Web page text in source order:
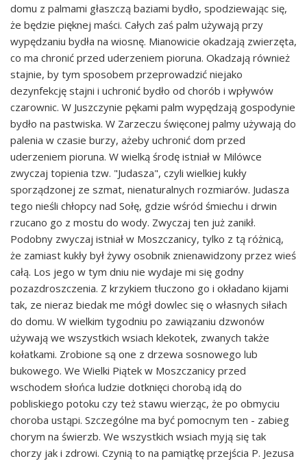
domu z palmami głaszczą baziami bydło, spodziewając się,
że będzie pięknej maści. Całych zaś palm używają przy
wypędzaniu bydła na wiosnę. Mianowicie okadzają zwierzęta,
co ma chronić przed uderzeniem pioruna. Okadzają również
stajnie, by tym sposobem przeprowadzić niejako
dezynfekcję stajni i uchronić bydło od chorób i wpływów
czarownic. W Juszczynie pękami palm wypędzają gospodynie
bydło na pastwiska. W Zarzeczu święconej palmy używają do
palenia w czasie burzy, ażeby uchronić dom przed
uderzeniem pioruna. W wielką środę istniał w Milówce
zwyczaj topienia tzw. "Judasza", czyli wielkiej kukły
sporządzonej ze szmat, nienaturalnych rozmiarów. Judasza
tego nieśli chłopcy nad Sołę, gdzie wśród śmiechu i drwin
rzucano go z mostu do wody. Zwyczaj ten już zanikł.
Podobny zwyczaj istniał w Moszczanicy, tylko z tą różnicą,
że zamiast kukły był żywy osobnik znienawidzony przez wieś
całą. Los jego w tym dniu nie wydaje mi się godny
pozazdroszczenia. Z krzykiem tłuczono go i okładano kijami
tak, ze nieraz biedak me mógł dowlec się o własnych siłach
do domu. W wielkim tygodniu po zawiązaniu dzwonów
używają we wszystkich wsiach klekotek, zwanych także
kołatkami. Zrobione są one z drzewa sosnowego lub
bukowego. We Wielki Piątek w Moszczanicy przed
wschodem słońca ludzie dotknięci chorobą idą do
pobliskiego potoku czy też stawu wierząc, że po obmyciu
choroba ustąpi. Szczególne ma być pomocnym ten - zabieg
chorym na świerzb. We wszystkich wsiach myją się tak
chorzy jak i zdrowi. Czynią to na pamiątkę przejścia P. Jezusa